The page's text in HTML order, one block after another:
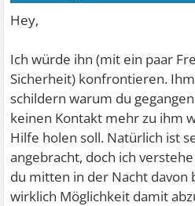
Hey,
Ich würde ihn (mit ein paar
Sicherheit) konfrontieren.
schildern warum du
keinen Kontakt mehr zu ihm
Hilfe holen soll. Natürlich ist
angebracht, doch ich
du mitten in der Nacht davon
wirklich Möglichkeit damit